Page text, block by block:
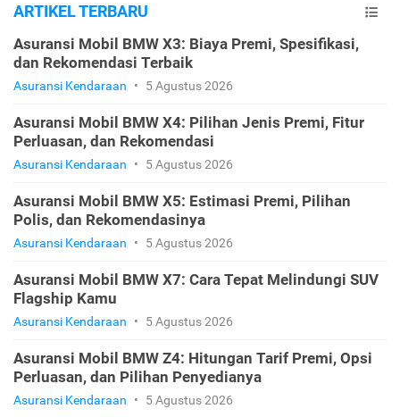
ARTIKEL TERBARU
Asuransi Mobil BMW X3: Biaya Premi, Spesifikasi,
dan Rekomendasi Terbaik
Asuransi Kendaraan • 5 Agustus 2026
Asuransi Mobil BMW X4: Pilihan Jenis Premi, Fitur
Perluasan, dan Rekomendasi
Asuransi Kendaraan • 5 Agustus 2026
Asuransi Mobil BMW X5: Estimasi Premi, Pilihan
Polis, dan Rekomendasinya
Asuransi Kendaraan • 5 Agustus 2026
Asuransi Mobil BMW X7: Cara Tepat Melindungi SUV
Flagship Kamu
Asuransi Kendaraan • 5 Agustus 2026
Asuransi Mobil BMW Z4: Hitungan Tarif Premi, Opsi
Perluasan, dan Pilihan Penyedianya
Asuransi Kendaraan • 5 Agustus 2026